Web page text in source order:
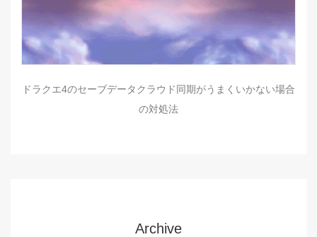
ドラクエ4のセーブデータクラウド同期がうまくいかない場合
の対処法
Archive